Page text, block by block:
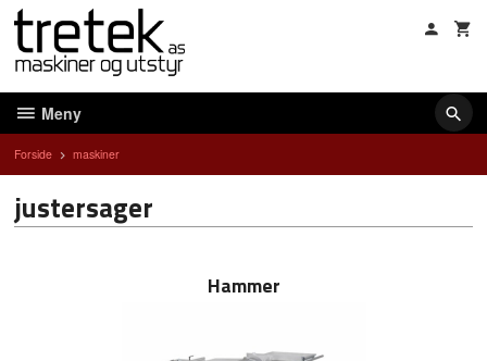
Gå
innholdet
Meny
Forside maskiner
justersager
Hammer